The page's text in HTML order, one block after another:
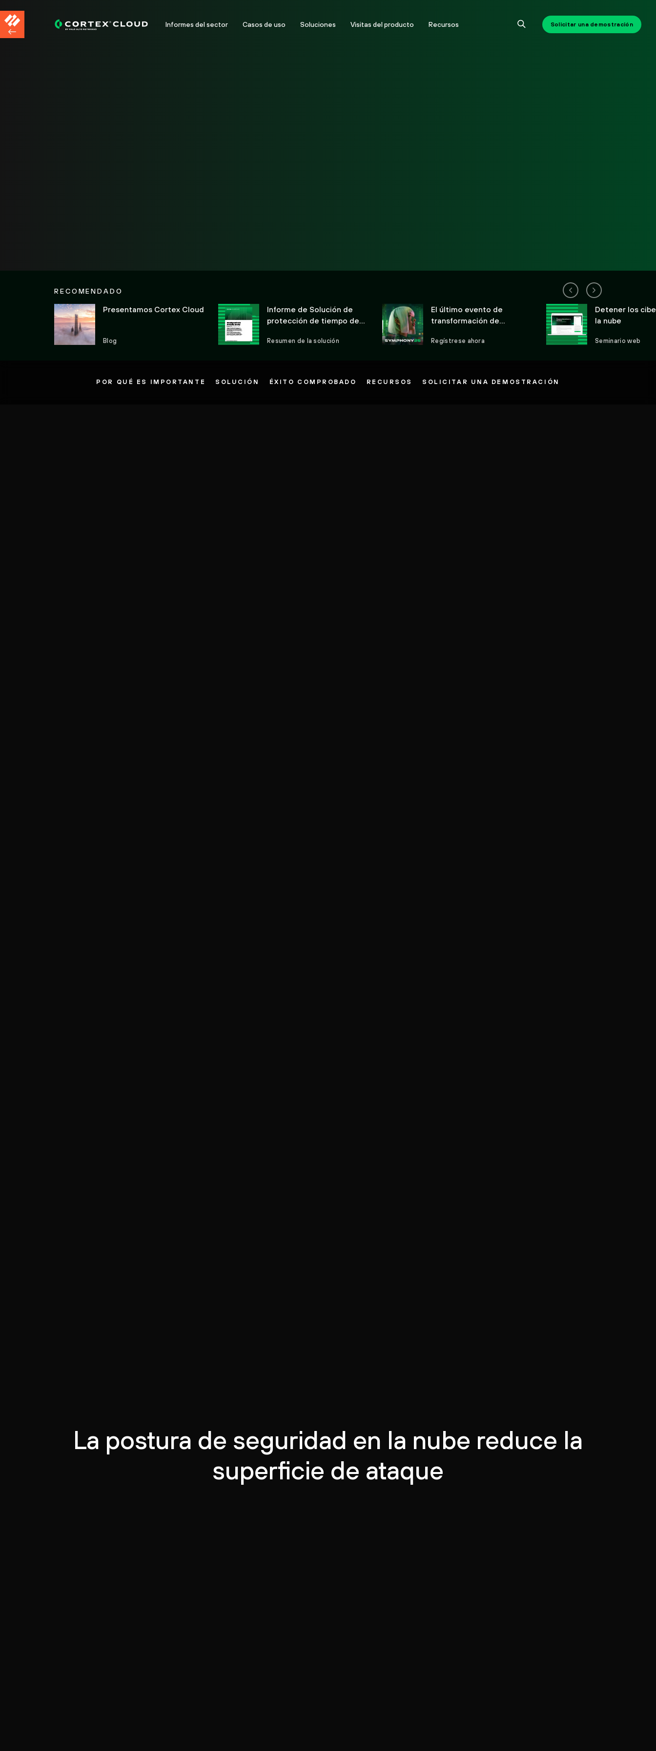
Informes del sector Casos de uso Soluciones Visitas del producto Recursos Solicitar una demostración
RECOMENDADO
Presentamos Cortex Cloud
Blog
Informe de Solución de
protección de tiempo de
Resumen de la solución
El último evento de
transformación de
Regístrese ahora
Detener los
la nube
Seminario web
POR QUÉ ES IMPORTANTE SOLUCIÓN ÉXITO COMPROBADO RECURSOS SOLICITAR UNA DEMOSTRACIÓN
La postura de seguridad en la nube reduce la
superficie de ataque